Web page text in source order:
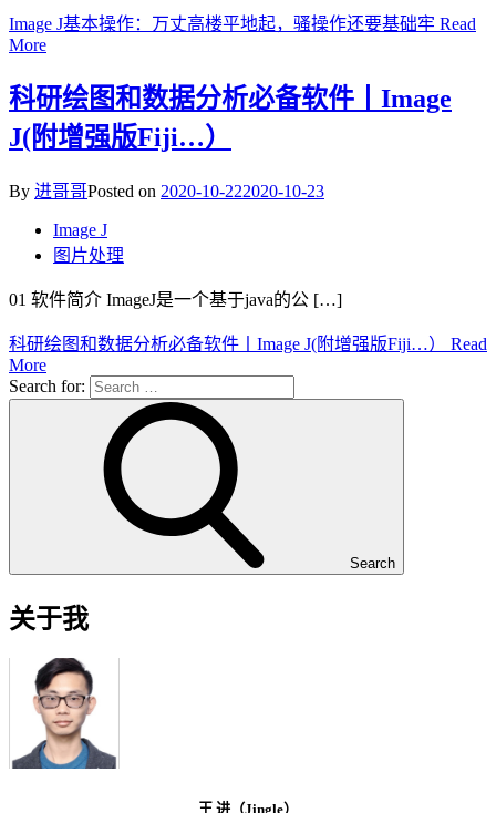
Image J基本操作：万丈高楼平地起，骚操作还要基础牢 Read
More
科研绘图和数据分析必备软件丨Image
J(附增强版Fiji…）
By 进哥哥Posted on 2020-10-222020-10-23
Image J
图片处理
01 软件简介 ImageJ是一个基于java的公 […]
科研绘图和数据分析必备软件丨Image J(附增强版Fiji…）
Read
More
Search for:
Search
关于我
王 进（Jingle）